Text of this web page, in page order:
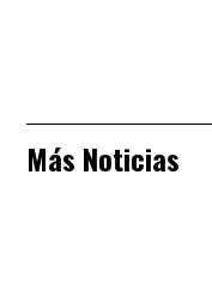
Más Noticias